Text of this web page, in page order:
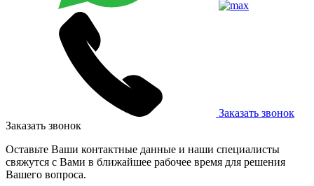
Заказать звонок
Заказать звонок
Оставьте Ваши контактные данные и наши специалисты
свяжутся с Вами в ближайшее рабочее время для решения
Вашего вопроса.